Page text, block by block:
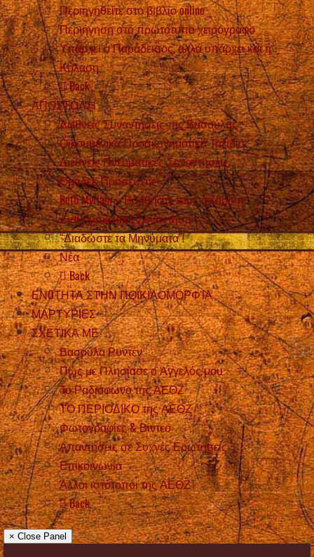
Περιηγηθείτε στο βιβλίο online
Περιήγηση στο πρωτότυπο χειρόγραφο
Υπάρχει ο Παράδεισος, αλλά υπάρχει και η
Κόλαση
Back
ΑΠΟΣΤΟΛΉ
Διεθνείς Συναντήσεις της Βασούλας
Οικουμενικά Προσκυνηματικά Ταξίδια
Διεθνείς Πνευματικές Συναντήσεις
Ομάδες Προσευχής
Beth Myriam – Βοηθήστε τους άπορους
Διαθρησκειακή Συνάντηση
“Διαδώστε τα Μηνύματα”!
Νέα
Back
ΕΝOΤΗΤΑ ΣΤΗΝ ΠΟΙΚΙΛΟΜΟΡΦΊΑ
ΜΑΡΤΥΡIΕΣ
ΣΧΕΤΙΚΑ ΜΕ
Βασούλα Ρυντέν
Πώς με Πλησίασε ο Άγγελός μου
Το Ραδιόφωνο της ΑΕΘΖ
ΤΟ ΠΕΡΙΟΔΙΚΟ της ΑΕΘΖ
Φωτογραφίες & Βίντεο
Απαντήσεις σε Συχνές Ερωτήσεις
Επικοινωνία
Άλλοι ιστότοποι της ΑΕΘΖ
Back
× Close Panel